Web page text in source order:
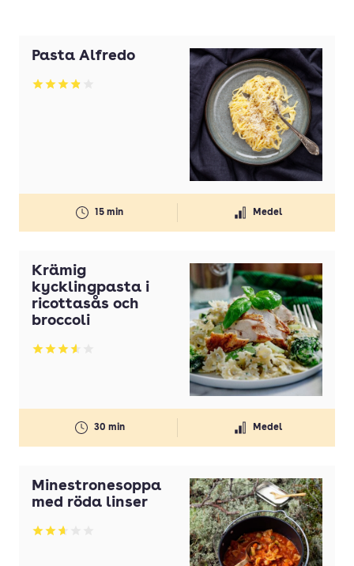
Pasta Alfredo
Betyg: 3.86 av 5
15 min Medel
Krämig
kycklingpasta i
ricottasås och
broccoli
Betyg: 3.55 av 5
30 min Medel
Minestronesoppa
med röda linser
Betyg: 2.67 av 5